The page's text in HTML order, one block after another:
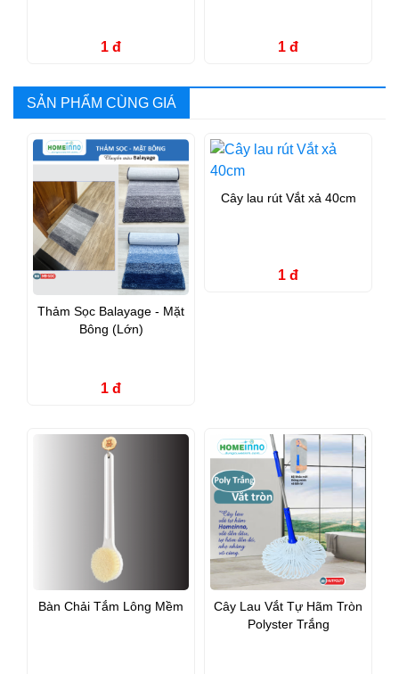
1 đ 1 đ
SẢN PHẨM CÙNG GIÁ
Thảm Sọc Balayage - Mặt
Bông (Lớn)
1 đ
Cây lau rút Vắt xả 40cm
1 đ
Bàn Chải Tắm Lông Mềm
Cây Lau Vắt Tự Hãm Tròn
Polyster Trắng